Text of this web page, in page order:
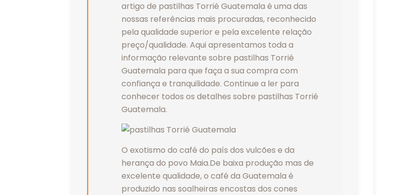
artigo de pastilhas Torrié Guatemala é uma das
nossas referências mais procuradas, reconhecido
pela qualidade superior e pela excelente relação
preço/qualidade. Aqui apresentamos toda a
informação relevante sobre pastilhas Torrié
Guatemala para que faça a sua compra com
confiança e tranquilidade. Continue a ler para
conhecer todos os detalhes sobre pastilhas Torrié
Guatemala.
O exotismo do café do país dos vulcões e da
herança do povo Maia.De baixa produção mas de
excelente qualidade, o café da Guatemala é
produzido nas soalheiras encostas dos cones